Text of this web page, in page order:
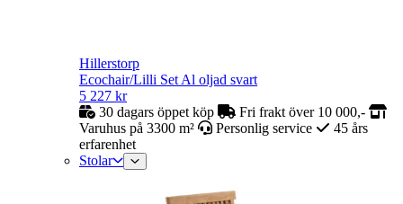
Hillerstorp
Ecochair/Lilli Set Al oljad svart
5 227 kr
30 dagars öppet köp
Fri frakt över 10 000,-
Varuhus på 3300 m²
Personlig service
45 års
erfarenhet
Stolar